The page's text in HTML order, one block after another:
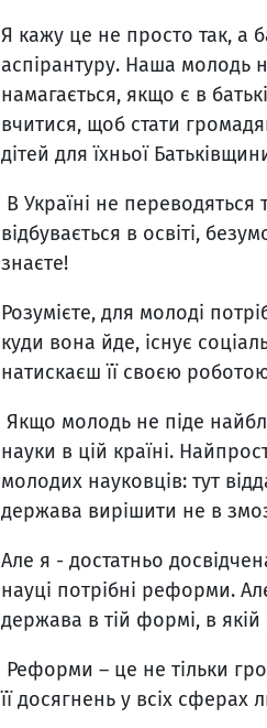
Я кажу це не просто так, а
аспірантуру. Наша молодь
намагається, якщо є в
вчитися, щоб стати
дітей для їхньої
В Україні не
відбувається в освіті,
знаєте!
Розумієте, для молоді
куди вона йде, існує
натискаєш її своєю
Якщо молодь не піде
науки в цій країні.
молодих науковців: тут
держава вирішити не в
Але я - достатньо
науці потрібні реформи.
держава в тій формі, в
Реформи – це не тільки
її досягнень у всіх сферах